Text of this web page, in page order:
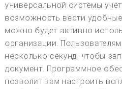
универсальной системы
возможность вести
можно будет активно
организации.
несколько секунд, чтобы
документ. Программное
позволит вам настроить